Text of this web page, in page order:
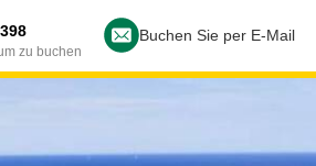
zu buchen
Buchen Sie per E-Mail